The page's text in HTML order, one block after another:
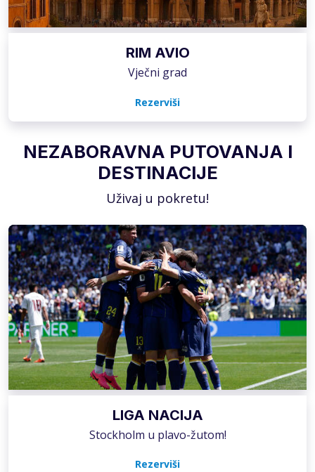
RIM AVIO
Vječni grad
Rezerviši
NEZABORAVNA PUTOVANJA I
DESTINACIJE
Uživaj u pokretu!
LIGA NACIJA
Stockholm u plavo-žutom!
Rezerviši